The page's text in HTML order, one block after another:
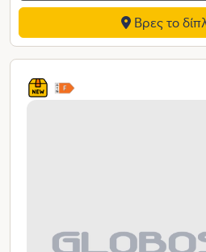
Βρες το